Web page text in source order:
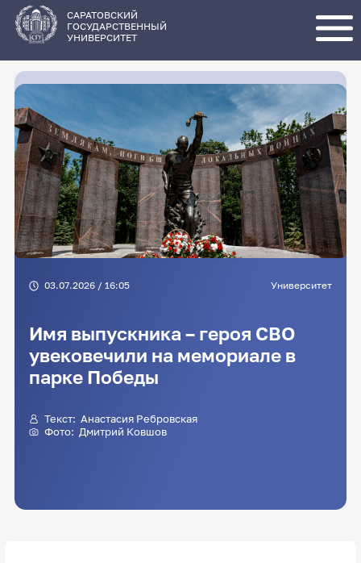
основному
содержанию
САРАТОВСКИЙ
ГОСУДАРСТВЕННЫЙ
УНИВЕРСИТЕТ
03.07.2026 / 16:05 Университет
Имя выпускника – героя СВО
увековечили на мемориале в
парке Победы
Текст: Анастасия Ребровская
Фото: Дмитрий Ковшов